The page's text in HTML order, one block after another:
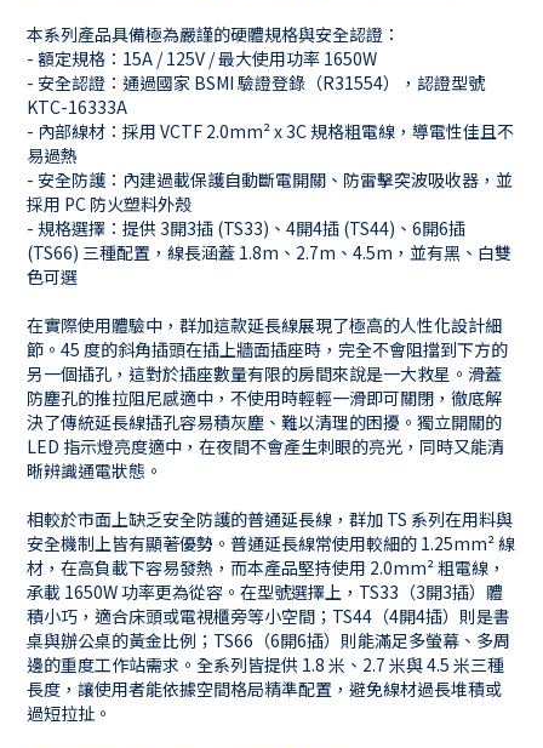
本系列產品具備極為嚴謹的硬體規格與安全認證：
- 額定規格：15A / 125V / 最大使用功率 1650W
- 安全認證：通過國家 BSMI 驗證登錄（R31554），認證型號
KTC-16333A
- 內部線材：採用 VCTF 2.0mm² x 3C 規格粗電線，導電性佳且不
易過熱
- 安全防護：內建過載保護自動斷電開關、防雷擊突波吸收器，並
採用 PC 防火塑料外殼
- 規格選擇：提供 3開3插 (TS33)、4開4插 (TS44)、6開6插
(TS66) 三種配置，線長涵蓋 1.8m、2.7m、4.5m，並有黑、白雙
色可選
在實際使用體驗中，群加這款延長線展現了極高的人性化設計細
節。45 度的斜角插頭在插上牆面插座時，完全不會阻擋到下方的
另一個插孔，這對於插座數量有限的房間來說是一大救星。滑蓋
防塵孔的推拉阻尼感適中，不使用時輕輕一滑即可關閉，徹底解
決了傳統延長線插孔容易積灰塵、難以清理的困擾。獨立開關的
LED 指示燈亮度適中，在夜間不會產生刺眼的亮光，同時又能清
晰辨識通電狀態。
相較於市面上缺乏安全防護的普通延長線，群加 TS 系列在用料與
安全機制上皆有顯著優勢。普通延長線常使用較細的 1.25mm² 線
材，在高負載下容易發熱，而本產品堅持使用 2.0mm² 粗電線，
承載 1650W 功率更為從容。在型號選擇上，TS33（3開3插）體
積小巧，適合床頭或電視櫃旁等小空間；TS44（4開4插）則是書
桌與辦公桌的黃金比例；TS66（6開6插）則能滿足多螢幕、多周
邊的重度工作站需求。全系列皆提供 1.8 米、2.7 米與 4.5 米三種
長度，讓使用者能依據空間格局精準配置，避免線材過長堆積或
過短拉扯。